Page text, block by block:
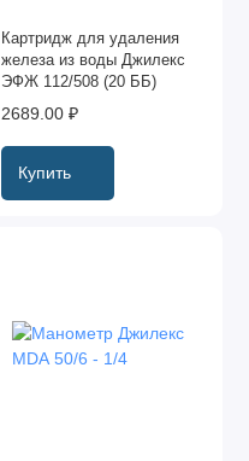
Картридж для удаления
железа из воды Джилекс
ЭФЖ 112/508 (20 ББ)
2689.00 ₽
Купить